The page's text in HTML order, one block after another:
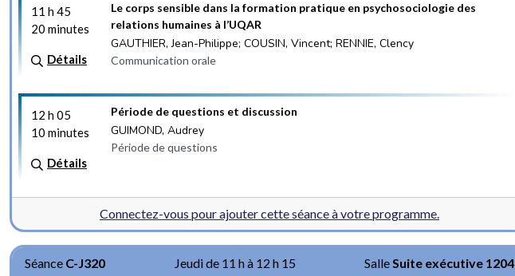
11 h 45
20 minutes
Détails
Le corps sensible dans la formation pratique en psychosociologie des
relations humaines à l’UQAR
GAUTHIER, Jean-Philippe; COUSIN, Vincent; RENNIE, Clency
Communication orale
12 h 05
10 minutes
Détails
Période de questions et discussion
GUIMOND, Audrey
Période de questions
Connectez-vous pour ajouter cette séance à votre programme.
Séance C-J320 Jeudi de 11 h à 12 h 15 SalleSuite exécutive 1204